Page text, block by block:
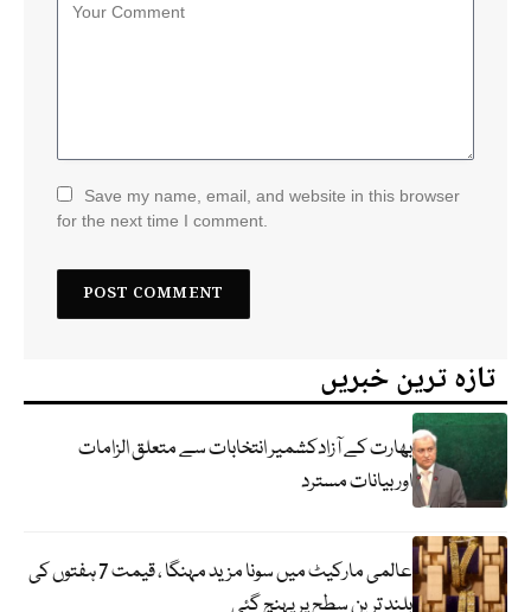
Save my name, email, and website in this browser
for the next time I comment.
تازہ ترین خبریں
بھارت کے آزادکشمیر انتخابات سے متعلق الزامات
اوربیانات مسترد
عالمی مارکیٹ میں سونا مزید مہنگا ، قیمت 7 ہفتوں کی
بلند ترین سطح پر پہنچ گئی